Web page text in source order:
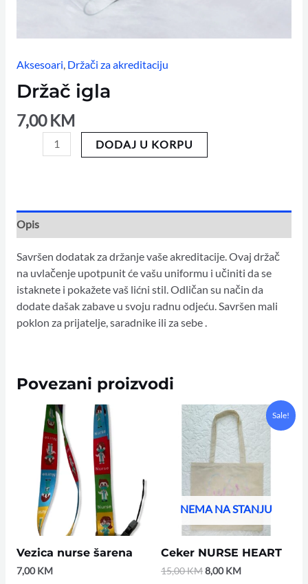
Aksesoari, Držači za akreditaciju
Držač igla
7,00KM
DODAJ U KORPU
Opis
Savršen dodatak za držanje vaše akreditacije. Ovaj držač
na uvlačenje upotpunit će vašu uniformu i učiniti da se
istaknete i pokažete vaš lićni stil. Odličan su način da
dodate dašak zabave u svoju radnu odjeću. Savršen mali
poklon za prijatelje, saradnike ili za sebe .
Povezani proizvodi
Vezica nurse šarena
7,00KM
Sale!
NEMA NA STANJU
Ceker NURSE HEART
15,00KM
Original
price
was:
15,00 KM.
8,00KM
Current
price
is:
8,00 KM.